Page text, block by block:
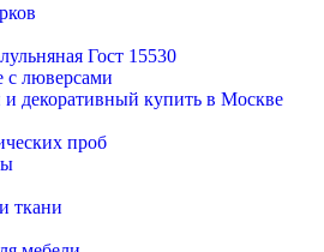
Гост 15530
с люверсами
декоративный купить в Москве
проб
ткани